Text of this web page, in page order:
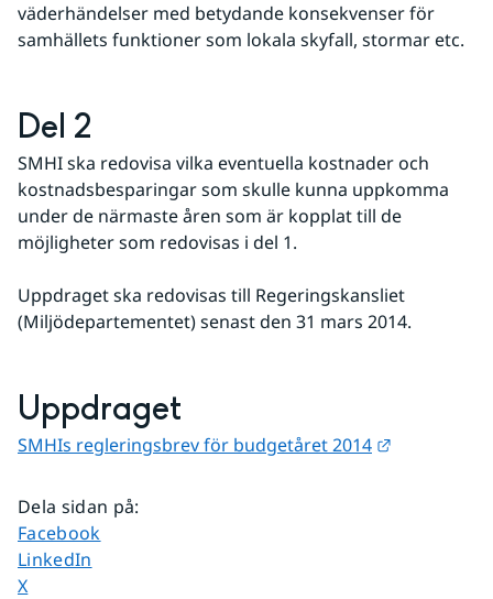
väderhändelser med betydande konsekvenser för
samhällets funktioner som lokala skyfall, stormar etc.
Del 2
SMHI ska redovisa vilka eventuella kostnader och
kostnadsbesparingar som skulle kunna uppkomma
under de närmaste åren som är kopplat till de
möjligheter som redovisas i del 1.
Uppdraget ska redovisas till Regeringskansliet
(Miljödepartementet) senast den 31 mars 2014.
Uppdraget
SMHIs regleringsbrev för budgetåret 2014
Dela sidan på:
Dela sidan på
Facebook
Dela sidan på
LinkedIn
Dela sidan på
X